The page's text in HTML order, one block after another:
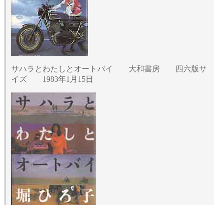
サハラとわたしとオートバイ 大和書房 四六版サ
イズ 1983年1月15日